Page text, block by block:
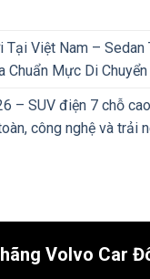
Tại Việt Nam – Sedan
Chuẩn Mực Di
– SUV điện 7 chỗ
công nghệ và trải
Volvo Car